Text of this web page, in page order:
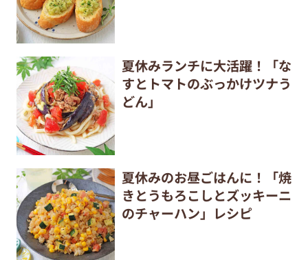
夏休みランチに大活躍！「な
すとトマトのぶっかけツナう
どん」
夏休みのお昼ごはんに！「焼
きとうもろこしとズッキーニ
のチャーハン」レシピ